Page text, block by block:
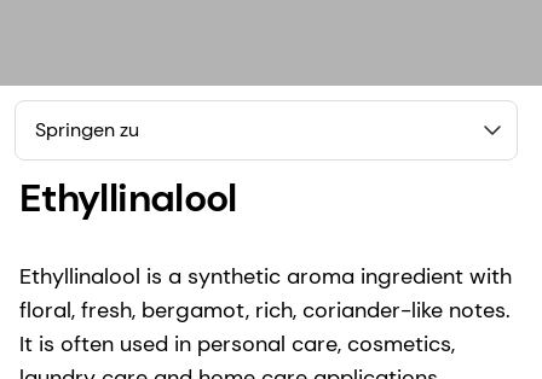
Springen zu
Ethyllinalool
Ethyllinalool is a synthetic aroma ingredient with
floral, fresh, bergamot, rich, coriander-like notes.
It is often used in personal care, cosmetics,